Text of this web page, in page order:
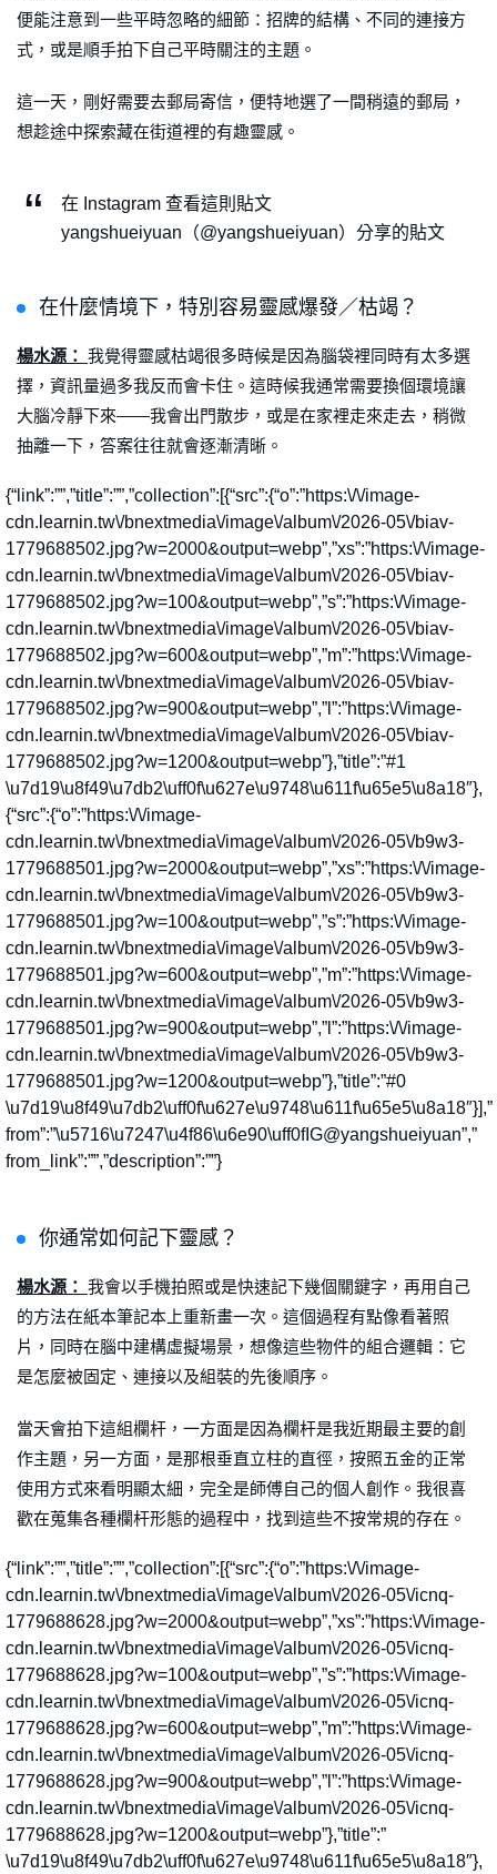
便能注意到一些平時忽略的細節：招牌的結構、不同的連接方
式，或是順手拍下自己平時關注的主題。
這一天，剛好需要去郵局寄信，便特地選了一間稍遠的郵局，
想趁途中探索藏在街道裡的有趣靈感。
在 Instagram 查看這則貼文
yangshueiyuan（@yangshueiyuan）分享的貼文
在什麼情境下，特別容易靈感爆發／枯竭？
楊水源： 我覺得靈感枯竭很多時候是因為腦袋裡同時有太多選
擇，資訊量過多我反而會卡住。這時候我通常需要換個環境讓
大腦冷靜下來——我會出門散步，或是在家裡走來走去，稍微
抽離一下，答案往往就會逐漸清晰。
{“link”:””,”title”:””,”collection”:[{“src”:{“o”:”https:\/\/image-
cdn.learnin.tw\/bnextmedia\/image\/album\/2026-05\/biav-
1779688502.jpg?w=2000&output=webp”,”xs”:”https:\/\/image-
cdn.learnin.tw\/bnextmedia\/image\/album\/2026-05\/biav-
1779688502.jpg?w=100&output=webp”,”s”:”https:\/\/image-
cdn.learnin.tw\/bnextmedia\/image\/album\/2026-05\/biav-
1779688502.jpg?w=600&output=webp”,”m”:”https:\/\/image-
cdn.learnin.tw\/bnextmedia\/image\/album\/2026-05\/biav-
1779688502.jpg?w=900&output=webp”,”l”:”https:\/\/image-
cdn.learnin.tw\/bnextmedia\/image\/album\/2026-05\/biav-
1779688502.jpg?w=1200&output=webp”},”title”:”#1
\u7d19\u8f49\u7db2\uff0f\u627e\u9748\u611f\u65e5\u8a18″},
{“src”:{“o”:”https:\/\/image-
cdn.learnin.tw\/bnextmedia\/image\/album\/2026-05\/b9w3-
1779688501.jpg?w=2000&output=webp”,”xs”:”https:\/\/image-
cdn.learnin.tw\/bnextmedia\/image\/album\/2026-05\/b9w3-
1779688501.jpg?w=100&output=webp”,”s”:”https:\/\/image-
cdn.learnin.tw\/bnextmedia\/image\/album\/2026-05\/b9w3-
1779688501.jpg?w=600&output=webp”,”m”:”https:\/\/image-
cdn.learnin.tw\/bnextmedia\/image\/album\/2026-05\/b9w3-
1779688501.jpg?w=900&output=webp”,”l”:”https:\/\/image-
cdn.learnin.tw\/bnextmedia\/image\/album\/2026-05\/b9w3-
1779688501.jpg?w=1200&output=webp”},”title”:”#0
\u7d19\u8f49\u7db2\uff0f\u627e\u9748\u611f\u65e5\u8a18″}],”
from”:”\u5716\u7247\u4f86\u6e90\uff0fIG@yangshueiyuan”,”
from_link”:””,”description”:””}
你通常如何記下靈感？
楊水源： 我會以手機拍照或是快速記下幾個關鍵字，再用自己
的方法在紙本筆記本上重新畫一次。這個過程有點像看著照
片，同時在腦中建構虛擬場景，想像這些物件的組合邏輯：它
是怎麼被固定、連接以及組裝的先後順序。
當天會拍下這組欄杆，一方面是因為欄杆是我近期最主要的創
作主題，另一方面，是那根垂直立柱的直徑，按照五金的正常
使用方式來看明顯太細，完全是師傅自己的個人創作。我很喜
歡在蒐集各種欄杆形態的過程中，找到這些不按常規的存在。
{“link”:””,”title”:””,”collection”:[{“src”:{“o”:”https:\/\/image-
cdn.learnin.tw\/bnextmedia\/image\/album\/2026-05\/icnq-
1779688628.jpg?w=2000&output=webp”,”xs”:”https:\/\/image-
cdn.learnin.tw\/bnextmedia\/image\/album\/2026-05\/icnq-
1779688628.jpg?w=100&output=webp”,”s”:”https:\/\/image-
cdn.learnin.tw\/bnextmedia\/image\/album\/2026-05\/icnq-
1779688628.jpg?w=600&output=webp”,”m”:”https:\/\/image-
cdn.learnin.tw\/bnextmedia\/image\/album\/2026-05\/icnq-
1779688628.jpg?w=900&output=webp”,”l”:”https:\/\/image-
cdn.learnin.tw\/bnextmedia\/image\/album\/2026-05\/icnq-
1779688628.jpg?w=1200&output=webp”},”title”:”
\u7d19\u8f49\u7db2\uff0f\u627e\u9748\u611f\u65e5\u8a18″},